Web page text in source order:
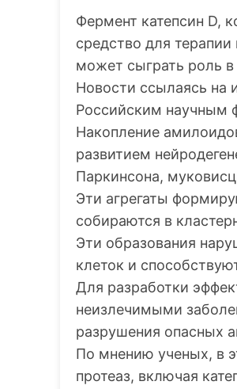
Фермент катепсин D,
средство для
может сыграть роль
Новости ссылаясь на
Российским научным
Накопление
развитием
Паркинсона,
Эти агрегаты
собираются в
Эти образования
клеток и
Для разработки
неизлечимыми
разрушения опасных
По мнению ученых, в
протеаз, включая